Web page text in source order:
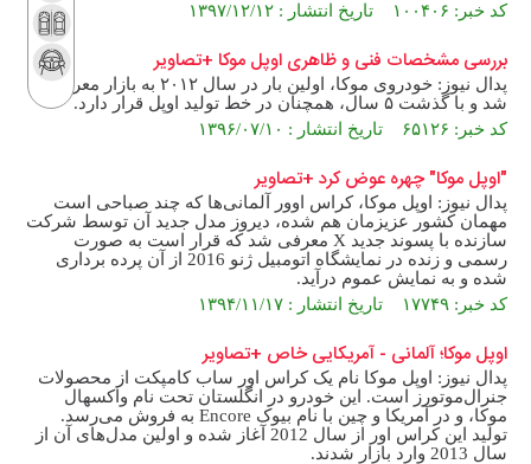
کد خبر: ۱۰۰۴۰۶ تاریخ انتشار : ۱۳۹۷/۱۲/۱۲
بررسی مشخصات فنی و ظاهری اوپل موکا +تصاویر
پدال نیوز: خودروی موکا، اولین‌ بار در سال ۲۰۱۲ به بازار معرفی
شد و با گذشت ۵ سال، همچنان در خط تولید اوپل قرار دارد.
کد خبر: ۶۵۱۲۶ تاریخ انتشار : ۱۳۹۶/۰۷/۱۰
"اوپل موکا" چهره عوض کرد +تصاویر
پدال نیوز: اوپل موکا، کراس اوور آلمانی‌ها که چند صباحی است
مهمان کشور عزیزمان هم شده، دیروز مدل جدید آن توسط شرکت
سازنده با پسوند جدید X معرفی شد که قرار است به صورت
رسمی و زنده در نمایشگاه اتومبیل ژنو 2016 از آن پرده برداری
شده و به نمایش عموم درآید.
کد خبر: ۱۷۷۴۹ تاریخ انتشار : ۱۳۹۴/۱۱/۱۷
اوپل موکا؛ آلمانی - آمریکایی خاص +تصاویر
پدال نیوز: اوپل موکا نام یک کراس اور ساب کامپکت از محصولات
جنرال‌موتورز است. این خودرو در انگلستان تحت نام واکسهال
موکا، و در آمریکا و چین با نام بیوک Encore به فروش می‌رسد.
تولید این کراس اور از سال 2012 آغاز شده و اولین مدل‌های آن از
سال 2013 وارد بازار شدند.